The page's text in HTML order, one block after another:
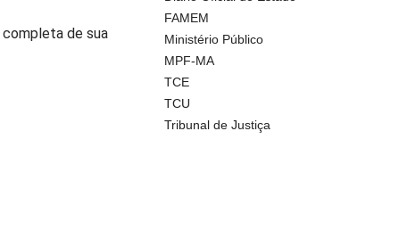
de sua
FAMEM
Ministério Público
MPF-MA
TCE
TCU
Tribunal de Justiça